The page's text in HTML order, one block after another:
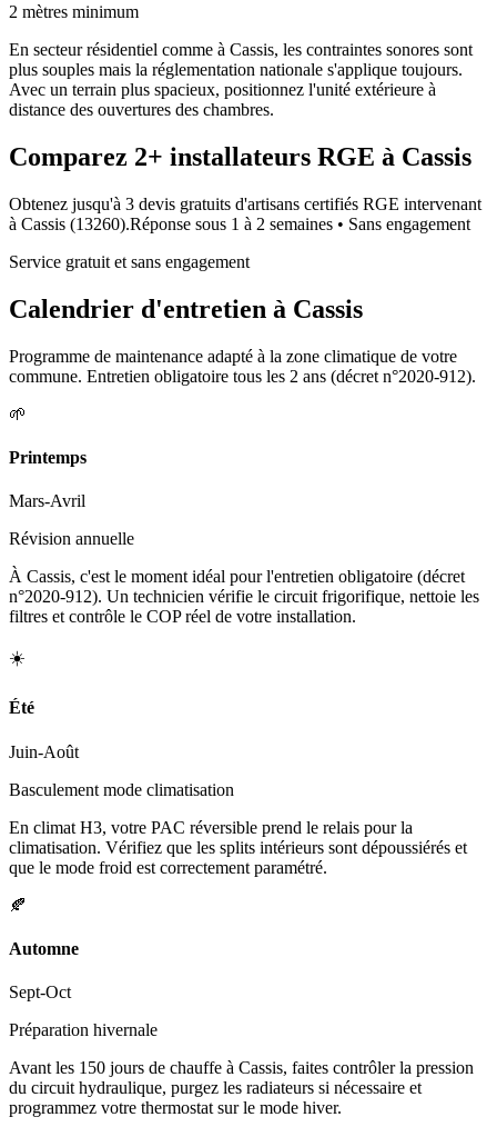
2 mètres minimum
En secteur résidentiel comme à Cassis, les contraintes sonores sont
plus souples mais la réglementation nationale s'applique toujours.
Avec un terrain plus spacieux, positionnez l'unité extérieure à
distance des ouvertures des chambres.
Comparez 2+ installateurs RGE à Cassis
Obtenez jusqu'à 3 devis gratuits d'artisans certifiés RGE intervenant
à Cassis (13260).Réponse sous 1 à 2 semaines • Sans engagement
Service gratuit et sans engagement
Calendrier d'entretien à Cassis
Programme de maintenance adapté à la zone climatique de votre
commune. Entretien obligatoire tous les 2 ans (décret n°2020-912).
🌱
Printemps
Mars-Avril
Révision annuelle
À Cassis, c'est le moment idéal pour l'entretien obligatoire (décret
n°2020-912). Un technicien vérifie le circuit frigorifique, nettoie les
filtres et contrôle le COP réel de votre installation.
☀️
Été
Juin-Août
Basculement mode climatisation
En climat H3, votre PAC réversible prend le relais pour la
climatisation. Vérifiez que les splits intérieurs sont dépoussiérés et
que le mode froid est correctement paramétré.
🍂
Automne
Sept-Oct
Préparation hivernale
Avant les 150 jours de chauffe à Cassis, faites contrôler la pression
du circuit hydraulique, purgez les radiateurs si nécessaire et
programmez votre thermostat sur le mode hiver.